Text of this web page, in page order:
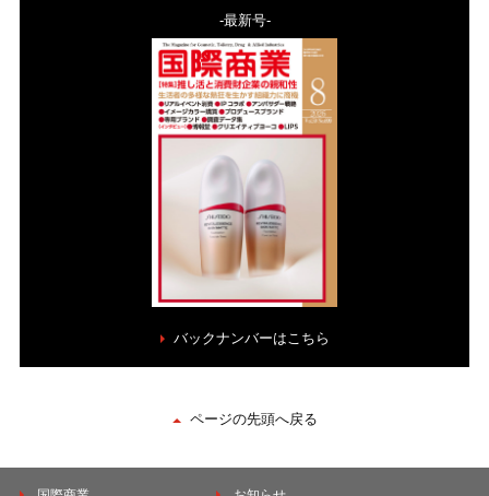
-最新号-
バックナンバーはこちら
ページの先頭へ戻る